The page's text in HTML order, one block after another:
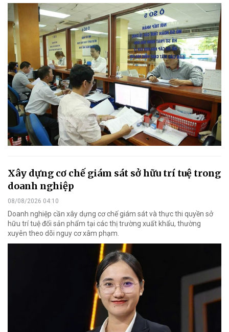
Xây dựng cơ chế giám sát sở hữu trí tuệ trong
doanh nghiệp
08/08/2026 04:10
Doanh nghiệp cần xây dựng cơ chế giám sát và thực thi quyền sở
hữu trí tuệ đối sản phẩm tại các thị trường xuất khẩu, thường
xuyên theo dõi nguy cơ xâm phạm.